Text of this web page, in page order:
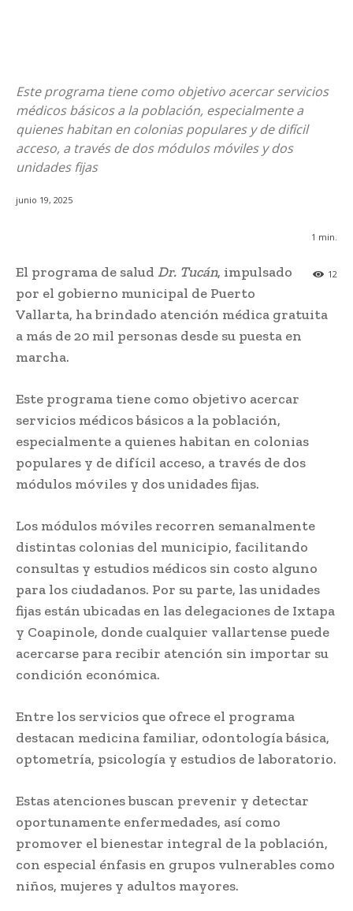
Este programa tiene como objetivo acercar servicios
médicos básicos a la población, especialmente a
quienes habitan en colonias populares y de difícil
acceso, a través de dos módulos móviles y dos
unidades fijas
junio 19, 2025
1 min.
12
El programa de salud Dr. Tucán, impulsado
por el gobierno municipal de Puerto
Vallarta, ha brindado atención médica gratuita
a más de 20 mil personas desde su puesta en
marcha.
Este programa tiene como objetivo acercar
servicios médicos básicos a la población,
especialmente a quienes habitan en colonias
populares y de difícil acceso, a través de dos
módulos móviles y dos unidades fijas.
Los módulos móviles recorren semanalmente
distintas colonias del municipio, facilitando
consultas y estudios médicos sin costo alguno
para los ciudadanos. Por su parte, las unidades
fijas están ubicadas en las delegaciones de Ixtapa
y Coapinole, donde cualquier vallartense puede
acercarse para recibir atención sin importar su
condición económica.
Entre los servicios que ofrece el programa
destacan medicina familiar, odontología básica,
optometría, psicología y estudios de laboratorio.
Estas atenciones buscan prevenir y detectar
oportunamente enfermedades, así como
promover el bienestar integral de la población,
con especial énfasis en grupos vulnerables como
niños, mujeres y adultos mayores.